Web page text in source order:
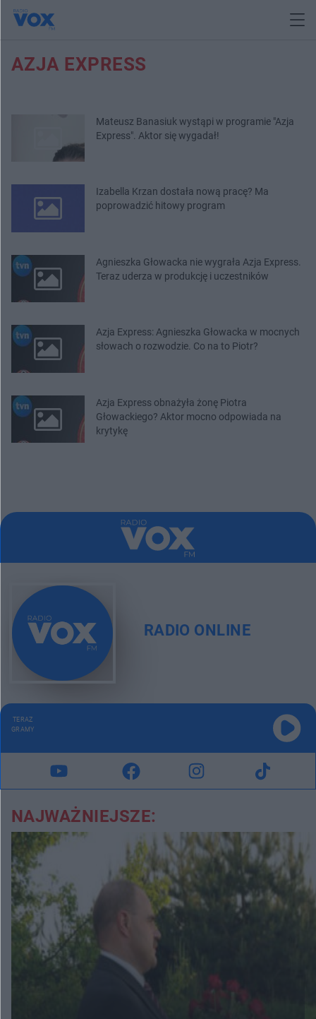
AZJA EXPRESS
Mateusz Banasiuk wystąpi w programie "Azja
Express". Aktor się wygadał!
Izabella Krzan dostała nową pracę? Ma
poprowadzić hitowy program
Agnieszka Głowacka nie wygrała Azja Express.
Teraz uderza w produkcję i uczestników
Azja Express: Agnieszka Głowacka w mocnych
słowach o rozwodzie. Co na to Piotr?
Azja Express obnażyła żonę Piotra
Głowackiego? Aktor mocno odpowiada na
krytykę
RADIO ONLINE
TERAZ
GRAMY
NAJWAŻNIEJSZE: